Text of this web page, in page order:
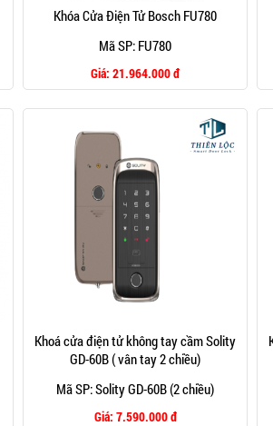
Khóa Cửa Điện Tử Bosch FU780
Mã SP: FU780
Giá: 21.964.000 đ
Khoá cửa điện tử không tay cầm Solity
GD-60B ( vân tay 2 chiều)
Mã SP: Solity GD-60B (2 chiều)
Giá: 7.590.000 đ